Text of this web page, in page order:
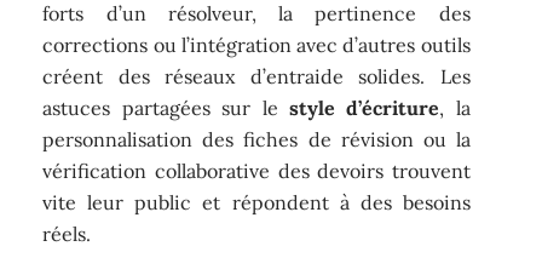
forts d’un résolveur, la pertinence des
corrections ou l’intégration avec d’autres outils
créent des réseaux d’entraide solides. Les
astuces partagées sur le style d’écriture, la
personnalisation des fiches de révision ou la
vérification collaborative des devoirs trouvent
vite leur public et répondent à des besoins
réels.